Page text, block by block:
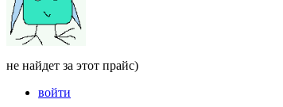
не найдет за этот прайс)
войти